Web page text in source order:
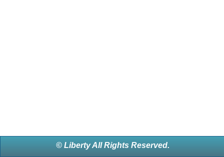
© Liberty All Rights Reserved.